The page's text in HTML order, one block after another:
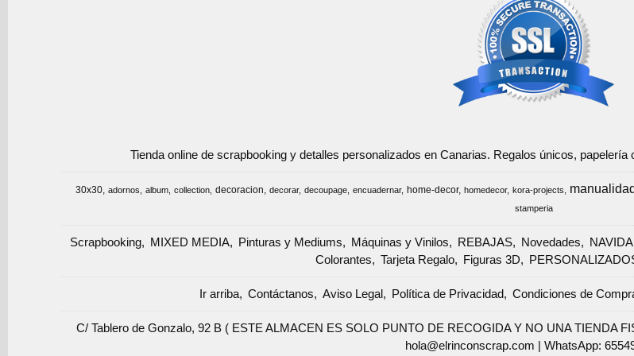
Tienda online de scrapbooking y detalles personalizados en Canarias. Regalos únicos,
30x30 adornos album collection decoracion decorar decoupage encuadernar home-decor homedecor kora-projects
stamperia
Scrapbooking MIXED MEDIA Pinturas y Mediums Máquinas y Vinilos REBAJAS Novedades
Colorantes
Tarjeta Regalo Figuras 3D
Ir arriba Contáctanos Aviso Legal Política de Privacidad Condiciones de
C/ Tablero de Gonzalo, 92 B ( ESTE ALMACEN ES SOLO PUNTO DE RECOGIDA Y NO UNA TIENDA
hola@elrinconscrap.com |WhatsApp: